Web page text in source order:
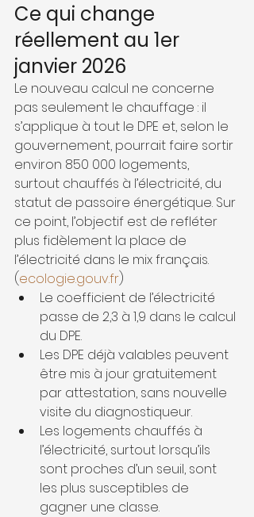
Ce qui change
réellement au 1er
janvier 2026
Le nouveau calcul ne concerne
pas seulement le chauffage : il
s’applique à tout le DPE et, selon le
gouvernement, pourrait faire sortir
environ 850 000 logements,
surtout chauffés à l’électricité, du
statut de passoire énergétique. Sur
ce point, l’objectif est de refléter
plus fidèlement la place de
l’électricité dans le mix français.
(ecologie.gouv.fr)
Le coefficient de l’électricité
passe de 2,3 à 1,9 dans le calcul
du DPE.
Les DPE déjà valables peuvent
être mis à jour gratuitement
par attestation, sans nouvelle
visite du diagnostiqueur.
Les logements chauffés à
l’électricité, surtout lorsqu’ils
sont proches d’un seuil, sont
les plus susceptibles de
gagner une classe.